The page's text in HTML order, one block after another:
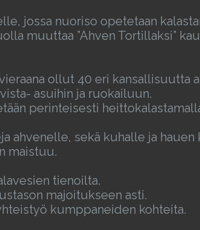
jossa nuoriso opetetaan
muuttaa ”Ahven Tortillaksi”
ollut 40 eri kansallisuutta
asuihin ja ruokailuun.
perinteisesti
sekä kuhalle ja hauen
maistuu.
tienoilta.
majoitukseen asti.
kumppaneiden kohteita.